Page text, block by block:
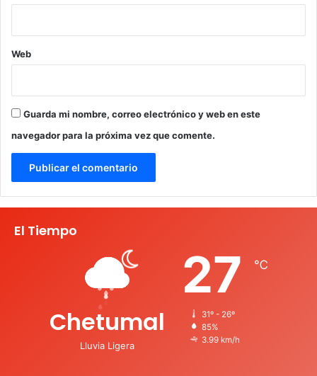
Web
Guarda mi nombre, correo electrónico y web en este
navegador para la próxima vez que comente.
El Tiempo
Chetumal
Lluvia Ligera
27 ℃
31º - 26º
85%
3.99 km/h